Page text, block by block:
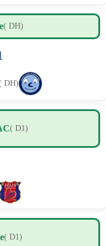
( DH)
DH)
( D1)
( D1)